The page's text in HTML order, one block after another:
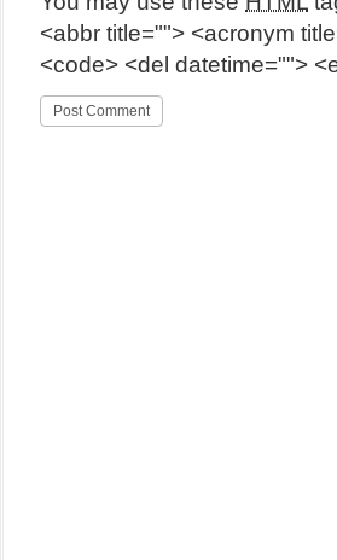
<abbr title=""> <acronym
<code> <del datetime="">